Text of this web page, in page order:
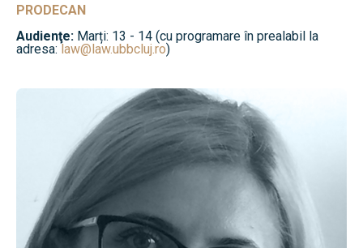
PRODECAN
Audienţe: Marți: 13 - 14 (cu programare în prealabil la
adresa:law@law.ubbcluj.ro)